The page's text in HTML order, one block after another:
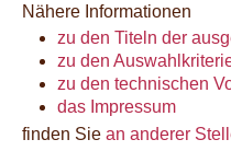
Nähere Informationen
zu den Titeln der
zu den
zu den technischen
das Impressum
finden Sie an anderer